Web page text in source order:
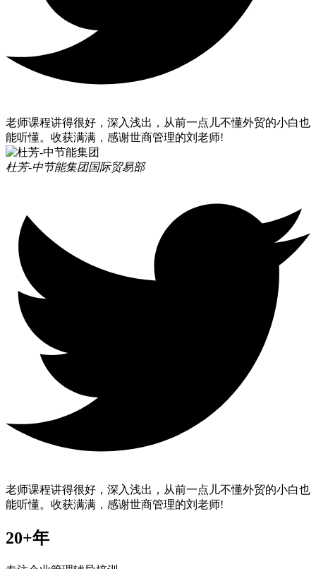
老师课程讲得很好，深入浅出，从前一点儿不懂外贸的小白也
能听懂。收获满满，感谢世商管理的刘老师!
杜芳-中节能集团国际贸易部
老师课程讲得很好，深入浅出，从前一点儿不懂外贸的小白也
能听懂。收获满满，感谢世商管理的刘老师!
20+年